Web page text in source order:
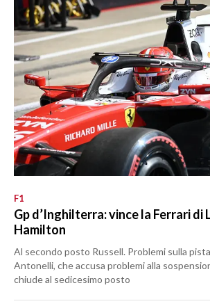
F1
Gp d’Inghilterra: vince la Ferrari di
Hamilton
Al secondo posto Russell. Problemi sulla
Antonelli, che accusa problemi alla
chiude al sedicesimo posto